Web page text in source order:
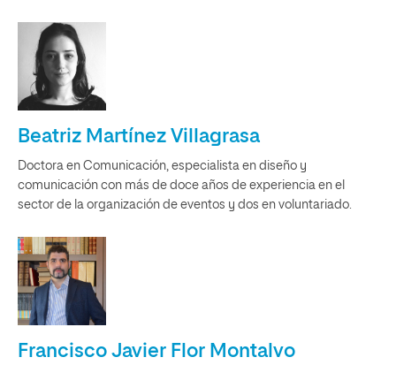
Beatriz Martínez Villagrasa
Doctora en Comunicación, especialista en diseño y
comunicación con más de doce años de experiencia en el
sector de la organización de eventos y dos en voluntariado.
Francisco Javier Flor Montalvo